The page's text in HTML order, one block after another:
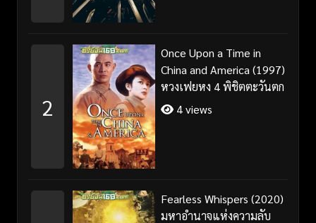
2
Once Upon a Time in
China and America (1997)
หวงเฟยหง 4 พิชิตตะวันตก
4 views
Fearless Whispers (2020)
มหาอำนาจแห่งความลับ